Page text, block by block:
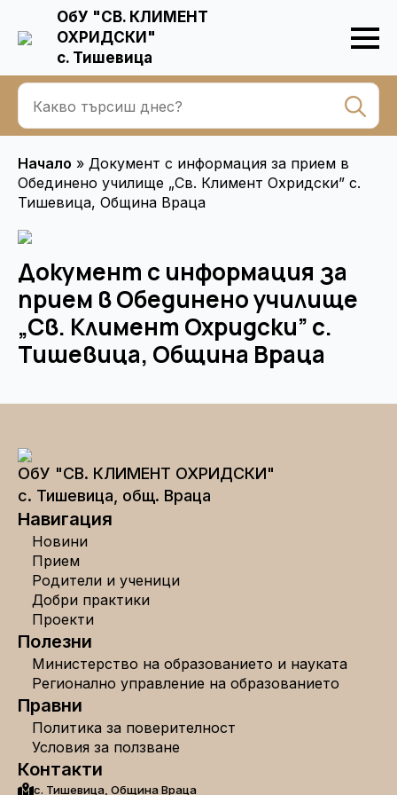
ОбУ "СВ. КЛИМЕНТ
ОХРИДСКИ"
с. Тишевица
Начало » Документ с информация за прием в
Обединено училище „Св. Климент Охридски” с.
Тишевица, Община Враца
Документ с информация за
прием в Обединено училище
„Св. Климент Охридски” с.
Тишевица, Община Враца
ОбУ "СВ. КЛИМЕНТ ОХРИДСКИ"
с. Тишевица, общ. Враца
Навигация
Новини
Прием
Родители и ученици
Добри практики
Проекти
Полезни
Министерство на образованието и науката
Регионално управление на образованието
Правни
Политика за поверителност
Условия за ползване
Контакти
с. Тишевица, Община Враца